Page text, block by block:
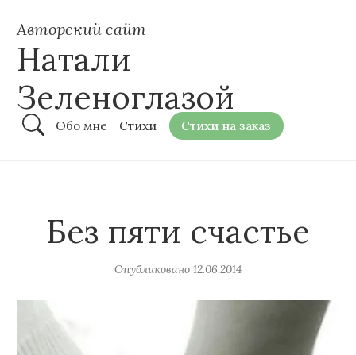
Авторский сайт
Натали
Зеленоглазой
Обо мне Стихи Стихи на заказ
Без пяти счастье
Опубликовано 12.06.2014